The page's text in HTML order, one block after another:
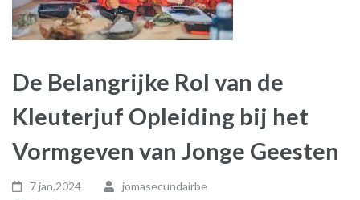
De Belangrijke Rol van de
Kleuterjuf Opleiding bij het
Vormgeven van Jonge Geesten
7 jan,2024
jomasecundairbe